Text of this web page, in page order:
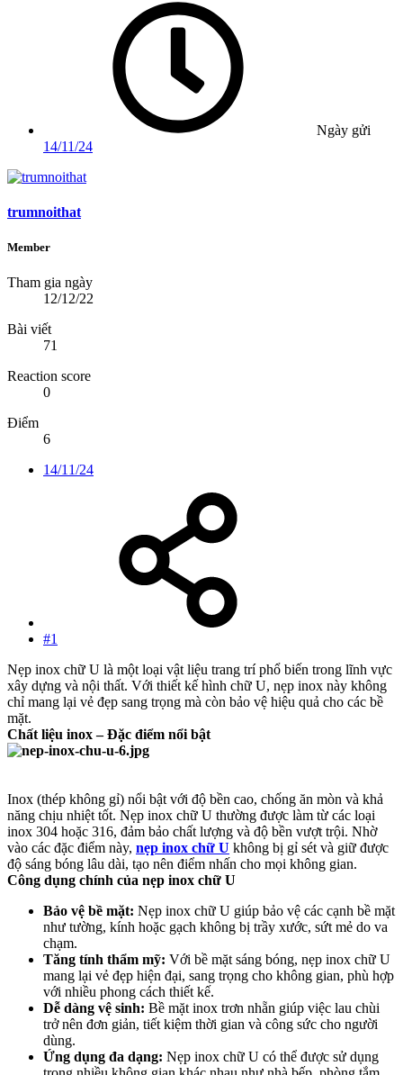
Ngày gửi
14/11/24
trumnoithat
Member
Tham gia ngày
12/12/22
Bài viết
71
Reaction score
0
Điểm
6
14/11/24
#1
Nẹp inox chữ U là một loại vật liệu trang trí phổ biến trong lĩnh vực
xây dựng và nội thất. Với thiết kế hình chữ U, nẹp inox này không
chỉ mang lại vẻ đẹp sang trọng mà còn bảo vệ hiệu quả cho các bề
mặt.
Chất liệu inox – Đặc điểm nổi bật
Inox (thép không gỉ) nổi bật với độ bền cao, chống ăn mòn và khả
năng chịu nhiệt tốt. Nẹp inox chữ U thường được làm từ các loại
inox 304 hoặc 316, đảm bảo chất lượng và độ bền vượt trội. Nhờ
vào các đặc điểm này, nẹp inox chữ U không bị gỉ sét và giữ được
độ sáng bóng lâu dài, tạo nên điểm nhấn cho mọi không gian.
Công dụng chính của nẹp inox chữ U
Bảo vệ bề mặt: Nẹp inox chữ U giúp bảo vệ các cạnh bề mặt
như tường, kính hoặc gạch không bị trầy xước, sứt mẻ do va
chạm.
Tăng tính thẩm mỹ: Với bề mặt sáng bóng, nẹp inox chữ U
mang lại vẻ đẹp hiện đại, sang trọng cho không gian, phù hợp
với nhiều phong cách thiết kế.
Dễ dàng vệ sinh: Bề mặt inox trơn nhẵn giúp việc lau chùi
trở nên đơn giản, tiết kiệm thời gian và công sức cho người
dùng.
Ứng dụng đa dạng: Nẹp inox chữ U có thể được sử dụng